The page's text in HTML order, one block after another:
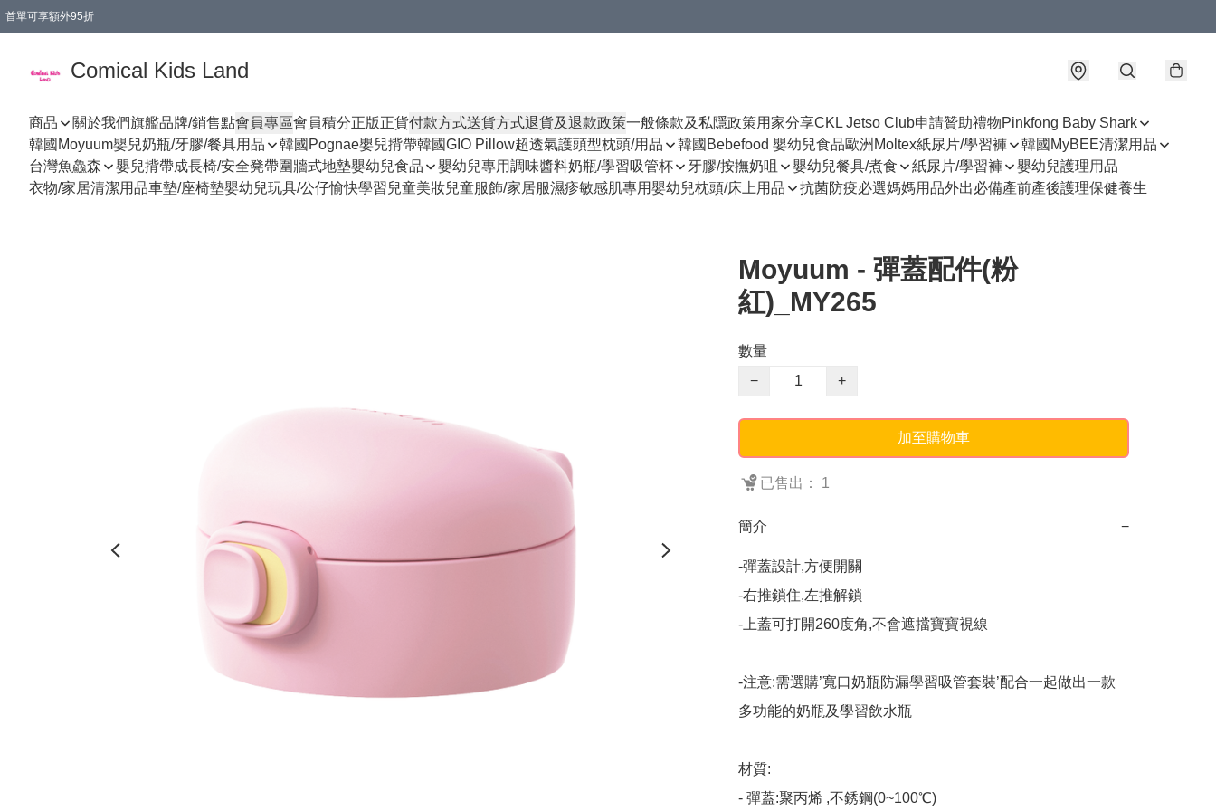
首單可享額外95折
Comical Kids Land
商品 關於我們旗艦品牌/銷售點會員專區會員積分正版正貨付款方式送貨方式退貨及退款政策一般條款及私隱政策用家分享CKL Jetso Club申請贊助禮物Pinkfong Baby Shark
韓國Moyuum嬰兒奶瓶/牙膠/餐具用品
韓國Pognae嬰兒揹帶韓國GIO Pillow超透氣護頭型枕頭/用品 韓國Bebefood 嬰幼兒食品歐洲Moltex紙尿片/學習褲
韓國MyBEE清潔用品
台灣魚鱻森
嬰兒揹帶成長椅/安全凳帶圍牆式地墊嬰幼兒食品 嬰幼兒專用調味醬料奶瓶/學習吸管杯 牙膠/按撫奶咀 嬰幼兒餐具/煮食 紙尿片/學習褲
嬰幼兒護理用品
衣物/家居清潔用品車墊/座椅墊嬰幼兒玩具/公仔愉快學習兒童美妝兒童服飾/家居服濕疹敏感肌專用嬰幼兒枕頭/床上用品 抗菌防疫必選媽媽用品外出必備產前產後護理保健養生
Moyuum - 彈蓋配件(粉
紅)_MY265
數量
−
+
加至購物車
已售出： 1
簡介 −
-彈蓋設計,方便開關
-右推鎖住,左推解鎖
-上蓋可打開260度角,不會遮擋寶寶視線
-注意:需選購’寬口奶瓶防漏學習吸管套裝’配合一起做出一款
多功能的奶瓶及學習飲水瓶
材質:
- 彈蓋:聚丙烯 ,不銹鋼(0~100℃)